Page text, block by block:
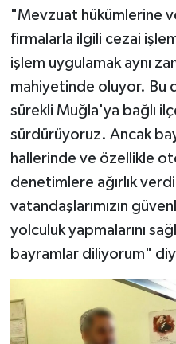
"Mevzuat hükümlerine
firmalarla ilgili cezai
işlem uygulamak aynı
mahiyetinde oluyor. Bu
sürekli Muğla'ya bağlı
sürdürüyoruz. Ancak
hallerinde ve özellikle
denetimlere ağırlık
vatandaşlarımızın
yolculuk yapmalarını
bayramlar diliyorum"